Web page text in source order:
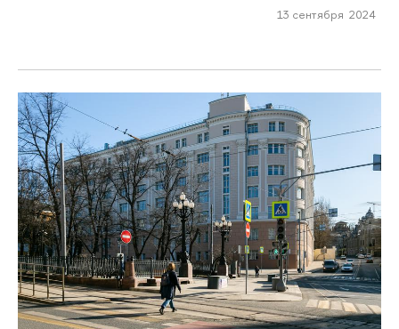
13 сентября 2024